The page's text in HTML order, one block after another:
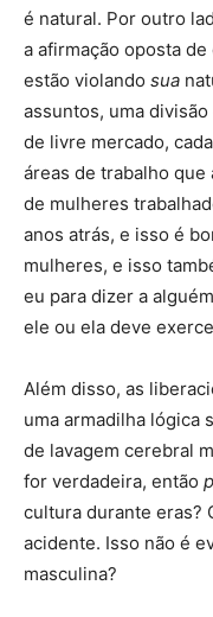
é natural. Por outro
a afirmação oposta
estão violando sua
assuntos, uma
de livre mercado,
áreas de trabalho que
de mulheres
anos atrás, e isso é
mulheres, e isso
eu para dizer a
ele ou ela deve
Além disso, as
uma armadilha lógica
de lavagem cerebral
for verdadeira, então
cultura durante eras?
acidente. Isso não é
masculina?